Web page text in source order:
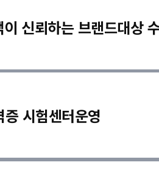
신뢰하는 브랜드대상
시험센터운영